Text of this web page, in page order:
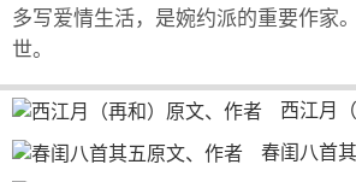
多写爱情生活，是婉约派的重要作家
世。
西江月
春闺八首